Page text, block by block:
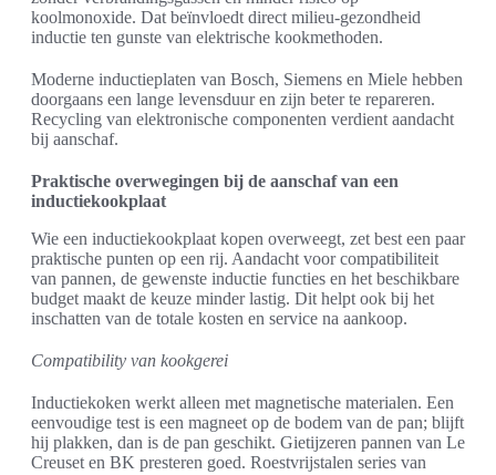
koolmonoxide. Dat beïnvloedt direct milieu-gezondheid
inductie ten gunste van elektrische kookmethoden.
Moderne inductieplaten van Bosch, Siemens en Miele hebben
doorgaans een lange levensduur en zijn beter te repareren.
Recycling van elektronische componenten verdient aandacht
bij aanschaf.
Praktische overwegingen bij de aanschaf van een
inductiekookplaat
Wie een inductiekookplaat kopen overweegt, zet best een paar
praktische punten op een rij. Aandacht voor compatibiliteit
van pannen, de gewenste inductie functies en het beschikbare
budget maakt de keuze minder lastig. Dit helpt ook bij het
inschatten van de totale kosten en service na aankoop.
Compatibility van kookgerei
Inductiekoken werkt alleen met magnetische materialen. Een
eenvoudige test is een magneet op de bodem van de pan; blijft
hij plakken, dan is de pan geschikt. Gietijzeren pannen van Le
Creuset en BK presteren goed. Roestvrijstalen series van